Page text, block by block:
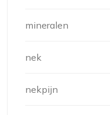
mineralen
nek
nekpijn